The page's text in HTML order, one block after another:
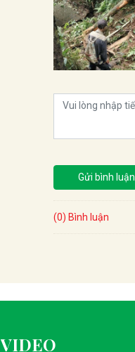
Gửi bình luận
(0) Bình luận
VIDEO